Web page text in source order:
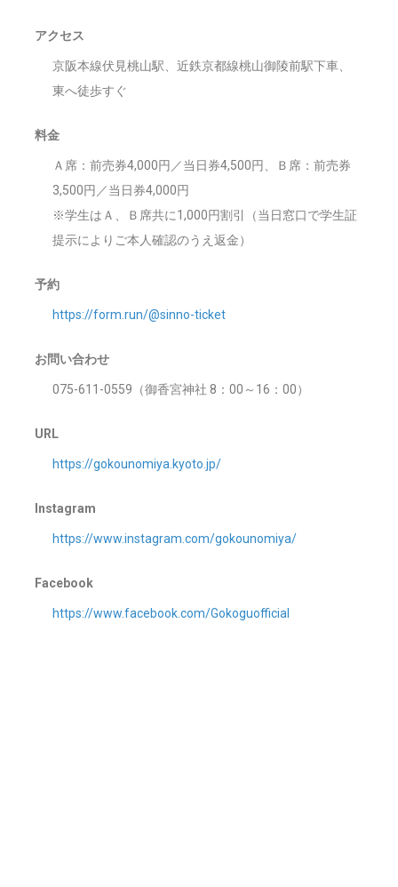
アクセス
京阪本線伏見桃山駅、近鉄京都線桃山御陵前駅下車、
東へ徒歩すぐ
料金
Ａ席：前売券4,000円／当日券4,500円、Ｂ席：前売券
3,500円／当日券4,000円
※学生はＡ、Ｂ席共に1,000円割引（当日窓口で学生証
提示によりご本人確認のうえ返金）
予約
https://form.run/@sinno-ticket
お問い合わせ
075-611-0559（御香宮神社 8：00～16：00）
URL
https://gokounomiya.kyoto.jp/
Instagram
https://www.instagram.com/gokounomiya/
Facebook
https://www.facebook.com/Gokoguofficial